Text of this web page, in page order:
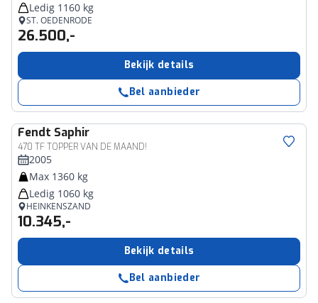
Ledig 1160 kg
ST. OEDENRODE
26.500,-
Bekijk details
Bel aanbieder
Fendt Saphir
470 TF TOPPER VAN DE MAAND!
2005
Max 1360 kg
Ledig 1060 kg
HEINKENSZAND
10.345,-
Bekijk details
Bel aanbieder